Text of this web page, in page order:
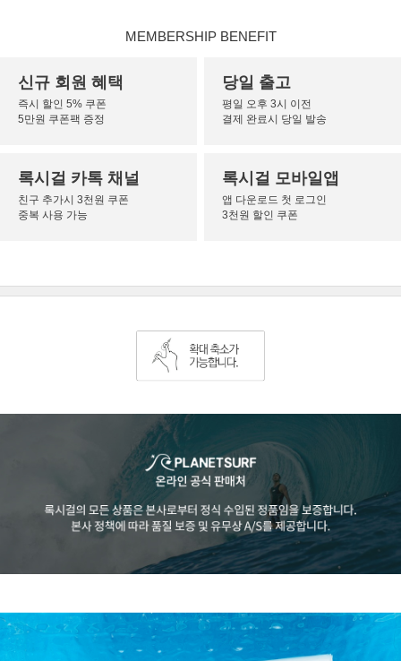
MEMBERSHIP BENEFIT
신규 회원 혜택
즉시 할인 5% 쿠폰
5만원 쿠폰팩 증정
당일 출고
평일 오후 3시 이전
결제 완료시 당일 발송
록시걸 카톡 채널
친구 추가시 3천원 쿠폰
중복 사용 가능
록시걸 모바일앱
앱 다운로드 첫 로그인
3천원 할인 쿠폰